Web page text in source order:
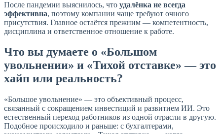
После пандемии выяснилось, что удалёнка не всегда
эффективна, поэтому компании чаще требуют очного
присутствия. Главное остаётся прежним — компетентность,
дисциплина и ответственное отношение к работе.
Что вы думаете о «Большом
увольнении» и «Тихой отставке» — это
хайп или реальность?
«Большое увольнение» — это объективный процесс,
связанный с сокращением инвестиций и развитием ИИ. Это
естественный переход работников из одной отрасли в другую.
Подобное происходило и раньше: с бухгалтерами,